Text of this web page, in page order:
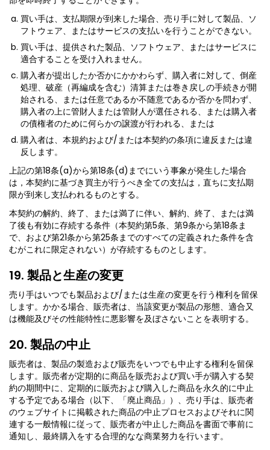
買い手は、支払期限が到来した場合、売り手に対して製品、ソ
フトウェア、またはサービスの支払いを行うことができない。
買い手は、提供された製品、ソフトウェア、またはサービスに
適合することを受け入れません。
購入者が提出したか否かにかかわらず、購入者に対して、倒産
処理、破産（再編成を含む）清算または巻き戻しの手続きが開
始される、または任意であるか不随意であるか否かを問わず、
購入者の上に管財人または管財人が選任される、または購入者
の債権者のために何らかの譲渡が行われる、または
購入者は、本規約および/または本契約の条項に違反または違
反します。
上記の第18条(a)から第18条(d)までにいう事象が発生した場合
は，本契約に基づき買主が行うべき全ての支払は，直ちに支払期
限が到来し支払われるものとする。
本契約の解約、終了、または満了に伴い、解約、終了、または満
了後も有効に存続する条件（本契約第5条、第9条から第18条ま
で、および第21条から第25条までのすべての定義された条件を含
むがこれに限定されない）が存続するものとします。
19. 製品と生産の変更
売り手はいつでも製品および/または生産の変更を行う権利を留保
します。かかる場合、販売者は、当該変更が製品の形態、適合又
は機能及びその性能特性に悪影響を及ぼさないことを表明する。
20. 製品の中止
販売者は、製品の製造および販売をいつでも中止する権利を留保
します。販売者が定期的に商品を販売および買い手が購入する契
約の期間中に、定期的に販売および購入した商品を永久的に中止
する予定である場合（以下、「廃止商品」）、売り手は、販売者
のウェブサイトに掲載された商品の中止プロセスおよびそれに関
連する一般情報に従って、販売者が中止した商品を書面で事前に
通知し、最終購入をする合理的なな商業努力を行います。